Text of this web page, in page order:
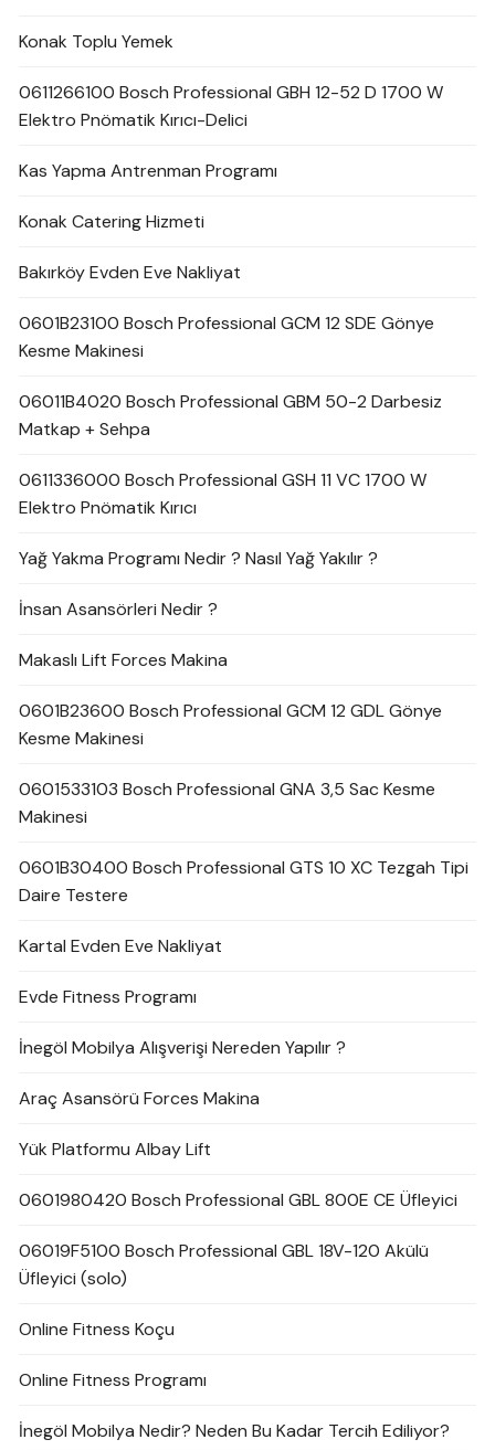
Konak Toplu Yemek
0611266100 Bosch Professional GBH 12-52 D 1700 W
Elektro Pnömatik Kırıcı-Delici
Kas Yapma Antrenman Programı
Konak Catering Hizmeti
Bakırköy Evden Eve Nakliyat
0601B23100 Bosch Professional GCM 12 SDE Gönye
Kesme Makinesi
06011B4020 Bosch Professional GBM 50-2 Darbesiz
Matkap + Sehpa
0611336000 Bosch Professional GSH 11 VC 1700 W
Elektro Pnömatik Kırıcı
Yağ Yakma Programı Nedir ? Nasıl Yağ Yakılır ?
İnsan Asansörleri Nedir ?
Makaslı Lift Forces Makina
0601B23600 Bosch Professional GCM 12 GDL Gönye
Kesme Makinesi
0601533103 Bosch Professional GNA 3,5 Sac Kesme
Makinesi
0601B30400 Bosch Professional GTS 10 XC Tezgah Tipi
Daire Testere
Kartal Evden Eve Nakliyat
Evde Fitness Programı
İnegöl Mobilya Alışverişi Nereden Yapılır ?
Araç Asansörü Forces Makina
Yük Platformu Albay Lift
0601980420 Bosch Professional GBL 800E CE Üfleyici
06019F5100 Bosch Professional GBL 18V-120 Akülü
Üfleyici (solo)
Online Fitness Koçu
Online Fitness Programı
İnegöl Mobilya Nedir? Neden Bu Kadar Tercih Ediliyor?